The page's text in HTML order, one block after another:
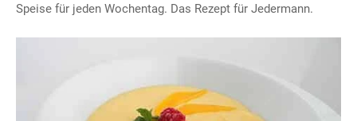
Speise für jeden Wochentag. Das Rezept für Jedermann.